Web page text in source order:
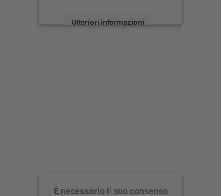
Ulteriori informazioni
È necessario il suo consenso